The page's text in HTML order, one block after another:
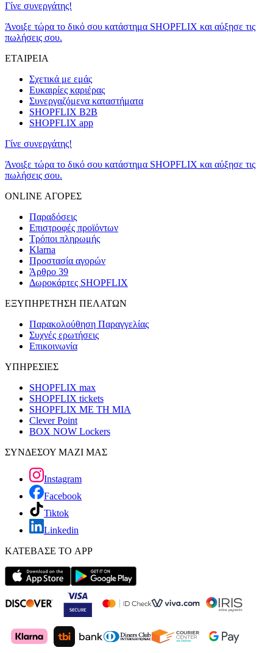
Γίνε συνεργάτης!
Άνοιξε τώρα το δικό σου κατάστημα SHOPFLIX και αύξησε τις
πωλήσεις σου.
ΕΤΑΙΡΕΙΑ
Σχετικά με εμάς
Ευκαιρίες καριέρας
Συνεργαζόμενα καταστήματα
SHOPFLIX B2B
SHOPFLIX app
Γίνε συνεργάτης!
Άνοιξε τώρα το δικό σου κατάστημα SHOPFLIX και αύξησε τις
πωλήσεις σου.
ONLINE ΑΓΟΡΕΣ
Παραδόσεις
Επιστροφές προϊόντων
Τρόποι πληρωμής
Klarna
Προστασία αγορών
Άρθρο 39
Δωροκάρτες SHOPFLIX
ΕΞΥΠΗΡΕΤΗΣΗ ΠΕΛΑΤΩΝ
Παρακολούθηση Παραγγελίας
Συχνές ερωτήσεις
Επικοινωνία
ΥΠΗΡΕΣΙΕΣ
SHOPFLIX max
SHOPFLIX tickets
SHOPFLIX ΜΕ ΤΗ ΜΙΑ
Clever Point
BOX NOW Lockers
ΣΥΝΔΕΣΟΥ ΜΑΖΙ ΜΑΣ
Instagram
Facebook
Tiktok
Linkedin
ΚΑΤΕΒΑΣΕ ΤΟ APP